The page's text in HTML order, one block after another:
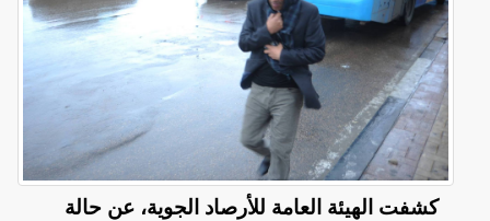
كشفت الهيئة العامة للأرصاد الجوية، عن حالة